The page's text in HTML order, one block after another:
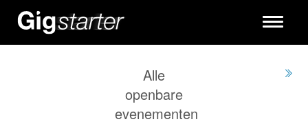
Toggle
Alle
openbare
evenementen